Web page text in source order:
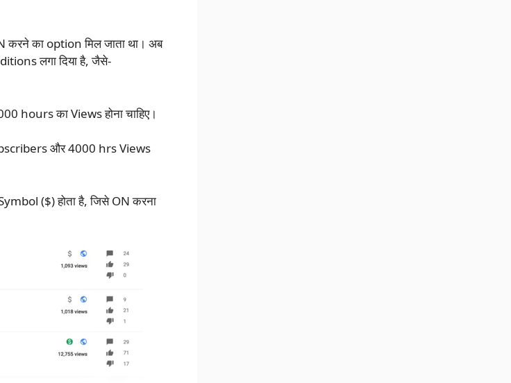
करने का option मिल जाता था। अब
लगा दिया है, जैसे-
hours का Views होना चाहिए।
और 4000 hrs Views
($) होता है, जिसे ON करना